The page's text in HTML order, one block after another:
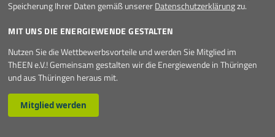
Speicherung Ihrer Daten gemäß unsererDatenschutzerklärungzu.
MIT UNS DIE ENERGIEWENDE GESTALTEN
Nutzen Sie die Wettbewerbsvorteile und werden Sie Mitglied im
ThEEN e.V.! Gemeinsam gestalten wir die Energiewende in Thüringen
und aus Thüringen heraus mit.
Mitglied werden